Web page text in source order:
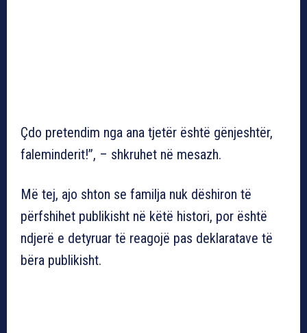
Çdo pretendim nga ana tjetër është gënjeshtër,
faleminderit!”, – shkruhet në mesazh.
Më tej, ajo shton se familja nuk dëshiron të
përfshihet publikisht në këtë histori, por është
ndjerë e detyruar të reagojë pas deklaratave të
bëra publikisht.